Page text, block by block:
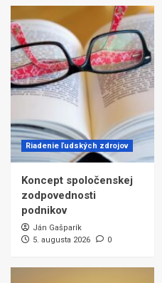
Riadenie ľudských zdrojov
Koncept spoločenskej
zodpovednosti
podnikov
Ján Gašparík
5. augusta 2026
0